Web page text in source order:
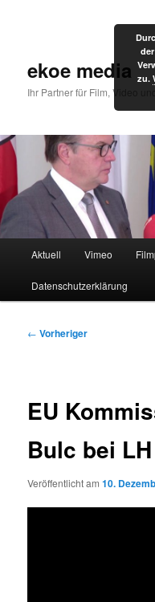
ekoe media
Ihr Partner für Film, Video
Aktuell Vimeo
Datenschutzerklärung
Beitragsnavigation
← Vorheriger
EU
Bulc bei
Veröffentlicht am10.
zu.